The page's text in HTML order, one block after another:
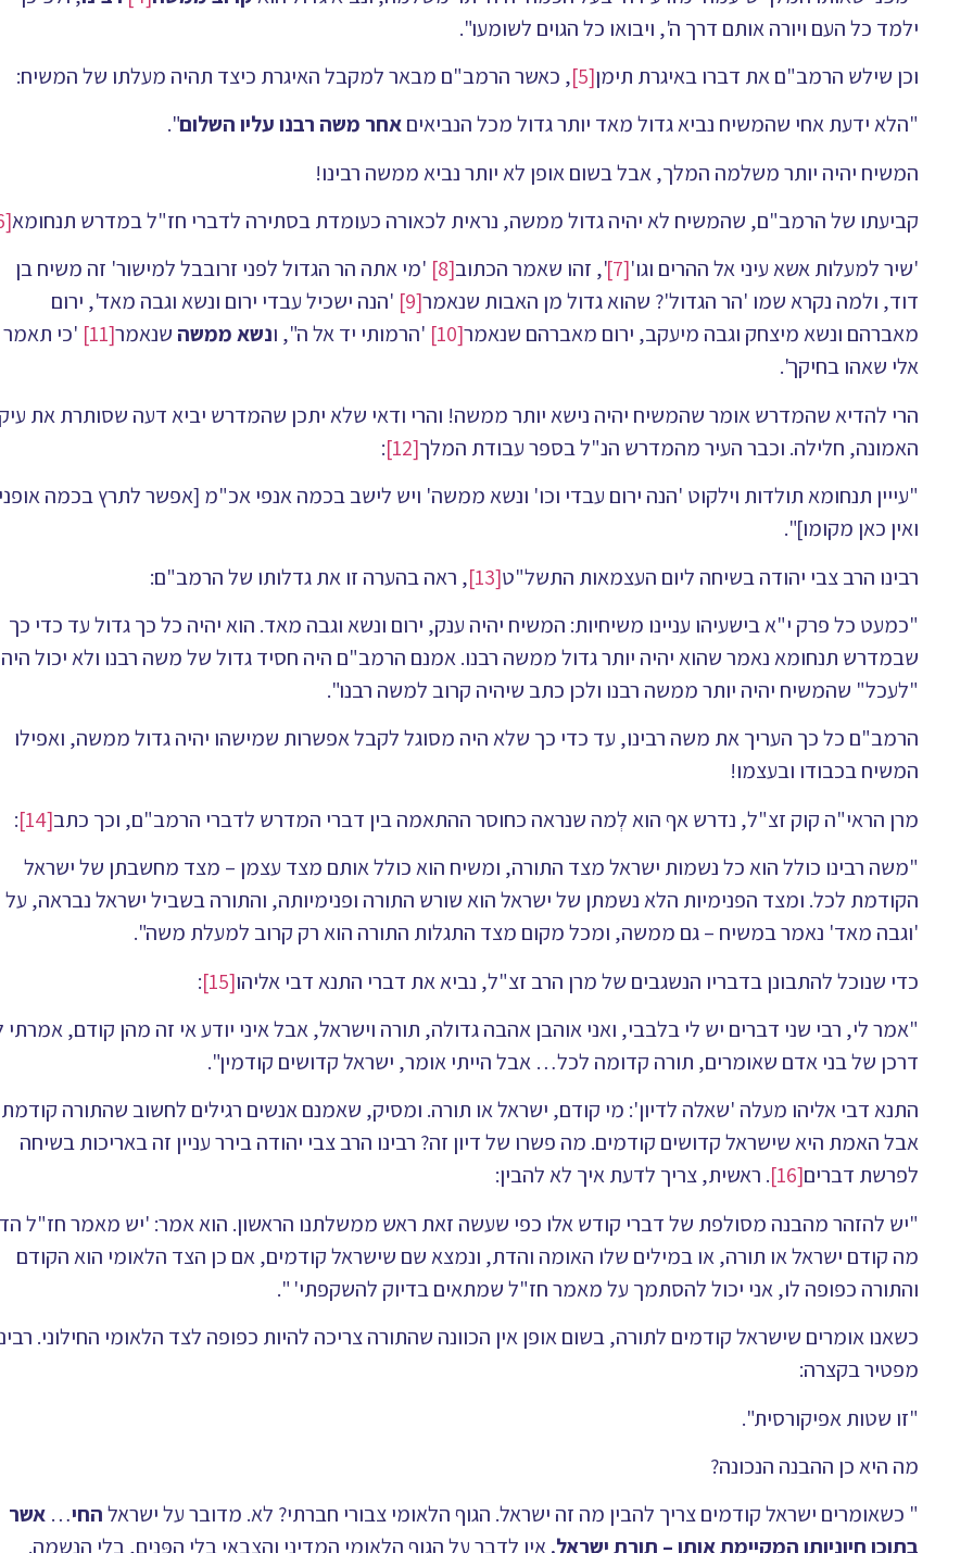
ילמד כל העם ויורה אותם דרך ה', ויבואו כל הגוים לשומעו".
וכן שילש הרמב"ם את דברו באיגרת תימן[5]
, כאשר הרמב"ם מבאר למקבל האיגרת כיצד תהיה מעלתו של המשיח:
"הלא ידעת אחי שהמשיח נביא גדול מאד יותר גדול מכל הנביאיםאחר משה רבנו עליו השלום".
המשיח יהיה יותר משלמה המלך, אבל בשום אופן לא יותר נביא ממשה רבינו!
קביעתו של הרמב"ם, שהמשיח לא יהיה גדול ממשה, נראית לכאורה כעומדת בסתירה לדברי חז"ל במדרש תנחומא[6]
'שיר למעלות אשא עיני אל ההרים וגו'[7] ', זהו שאמר הכתוב[8]
'מי אתה הר הגדול לפני זרובבל למישור' זה משיח בן
דוד, ולמה נקרא שמו 'הר הגדול'? שהוא גדול מן האבות שנאמר[9]
'הנה ישכיל עבדי ירום ונשא וגבה מאד', ירום
מאברהם ונשא מיצחק וגבה מיעקב, ירום מאברהם שנאמר[10] 'הרמותי יד אל ה", ונשא ממשה שנאמר[11]
'כי תאמר
אלי שאהו בחיקך'.
הרי להדיא שהמדרש אומר שהמשיח יהיה נישא יותר ממשה! והרי ודאי שלא יתכן שהמדרש יביא דעה שסותרת את
האמונה, חלילה. וכבר העיר מהמדרש הנ"ל בספר עבודת המלך[12]
:
"עייין תנחומא תולדות וילקוט 'הנה ירום עבדי וכו' ונשא ממשה' ויש לישב בכמה אנפי אכ"מ [אפשר לתרץ בכמה
ואין כאן מקומו]".
רבינו הרב צבי יהודה בשיחה ליום העצמאות התשל"ט[13]
, ראה בהערה זו את גדלותו של הרמב"ם:
"כמעט כל פרק י"א בישעיהו עניינו משיחיות: המשיח יהיה ענק, ירום ונשא וגבה מאד. הוא יהיה כל כך גדול עד כדי כך
שבמדרש תנחומא נאמר שהוא יהיה יותר גדול ממשה רבנו. אמנם הרמב"ם היה חסיד גדול של משה רבנו ולא יכול היה
"לעכל" שהמשיח יהיה יותר ממשה רבנו ולכן כתב שיהיה קרוב למשה רבנו".
הרמב"ם כל כך העריך את משה רבינו, עד כדי כך שלא היה מסוגל לקבל אפשרות שמישהו יהיה גדול ממשה, ואפילו
המשיח בכבודו ובעצמו!
מרן הראי"ה קוק זצ"ל, נדרש אף הוא לְמה שנראה כחוסר ההתאמה בין דברי המדרש לדברי הרמב"ם, וכך כתב[14]
:
"משה רבינו כולל הוא כל נשמות ישראל מצד התורה, ומשיח הוא כולל אותם מצד עצמן – מצד מחשבתן של ישראל
הקודמת לכל. ומצד הפנימיות הלא נשמתן של ישראל הוא שורש התורה ופנימיותה, והתורה בשביל ישראל נבראה, על
'וגבה מאד' נאמר במשיח – גם ממשה, ומכל מקום מצד התגלות התורה הוא רק קרוב למעלת משה".
כדי שנוכל להתבונן בדבריו הנשגבים של מרן הרב זצ"ל, נביא את דברי התנא דבי אליהו[15]
:
"אמר לי, רבי שני דברים יש לי בלבבי, ואני אוהבן אהבה גדולה, תורה וישראל, אבל איני יודע אי זה מהן קודם, אמרתי
דרכן של בני אדם שאומרים, תורה קדומה לכל… אבל הייתי אומר, ישראל קדושים קודמין".
התנא דבי אליהו מעלה 'שאלה לדיון': מי קודם, ישראל או תורה. ומסיק, שאמנם אנשים רגילים לחשוב שהתורה
אבל האמת היא שישראל קדושים קודמים. מה פשרו של דיון זה? רבינו הרב צבי יהודה בירר עניין זה באריכות בשיחה
לפרשת דברים[16]
. ראשית, צריך לדעת איך לא להבין:
"יש להזהר מהבנה מסולפת של דברי קודש אלו כפי שעשה זאת ראש ממשלתנו הראשון. הוא אמר: 'יש מאמר חז"ל
מה קודם ישראל או תורה, או במילים שלו האומה והדת, ונמצא שם שישראל קודמים, אם כן הצד הלאומי הוא הקודם
והתורה כפופה לו, אני יכול להסתמך על מאמר חז"ל שמתאים בדיוק להשקפתי' ".
כשאנו אומרים שישראל קודמים לתורה, בשום אופן אין הכוונה שהתורה צריכה להיות כפופה לצד הלאומי החילוני.
מפטיר בקצרה:
"זו שטות אפיקורסית".
מה היא כן ההבנה הנכונה?
" כשאומרים ישראל קודמים צריך להבין מה זה ישראל. הגוף הלאומי צבורי חברתי? לא. מדובר על ישראלהחי… אשר
בתוכו חיוניותו המקיימת אותו – תורת ישראל.אין לדבר על הגוף הלאומי המדיני והצבאי בלי הפְּנים, בלי הנשמה.